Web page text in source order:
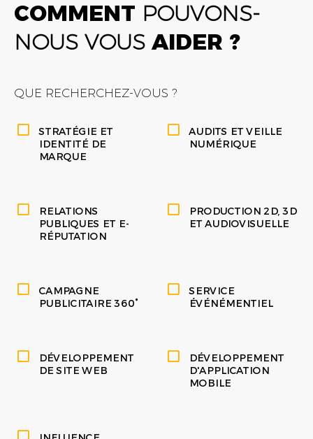
COMMENT POUVONS-
NOUS VOUS AIDER ?
QUE RECHERCHEZ-VOUS ?
STRATÉGIE ET
IDENTITÉ DE
MARQUE
AUDITS ET VEILLE
NUMÉRIQUE
RELATIONS
PUBLIQUES ET E-
RÉPUTATION
PRODUCTION 2D, 3D
ET AUDIOVISUELLE
CAMPAGNE
PUBLICITAIRE 360°
SERVICE
ÉVÉNÉMENTIEL
DÉVELOPPEMENT
DE SITE WEB
DÉVELOPPEMENT
D'APPLICATION
MOBILE